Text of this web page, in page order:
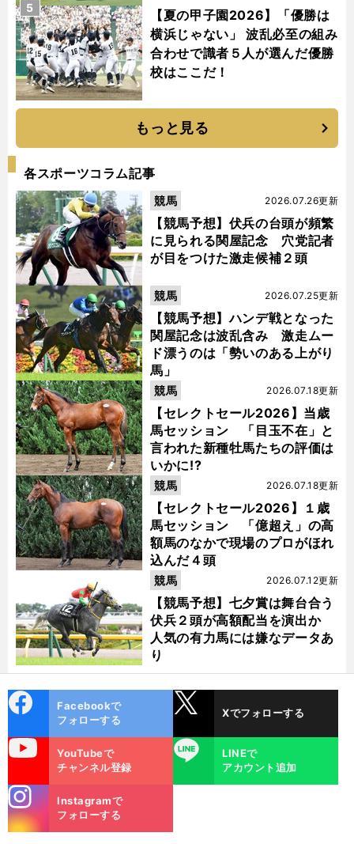
【夏の甲子園2026】「優勝は
横浜じゃない」 波乱必至の組み
合わせで識者５人が選んだ優勝
校はここだ！
5
もっと見る
各スポーツコラム記事
【競馬予想】伏兵の台頭が頻繁
に見られる関屋記念 穴党記者
が目をつけた激走候補２頭
2026.07.26更新
競馬
【競馬予想】ハンデ戦となった
関屋記念は波乱含み 激走ムー
ド漂うのは「勢いのある上がり
馬」
2026.07.25更新
競馬
【セレクトセール2026】当歳
馬セッション 「目玉不在」と
言われた新種牡馬たちの評価は
いかに!?
2026.07.18更新
競馬
【セレクトセール2026】１歳
馬セッション 「億超え」の高
額馬のなかで現場のプロがほれ
込んだ４頭
2026.07.18更新
競馬
【競馬予想】七夕賞は舞台合う
伏兵２頭が高額配当を演出か
人気の有力馬には嫌なデータあ
り
2026.07.12更新
競馬
ok
Facebookで
フォローする
Xでフォローする
YouTubeで
チャンネル登録
LINE
LINEで
アカウント追加
m
Instagramで
フォローする